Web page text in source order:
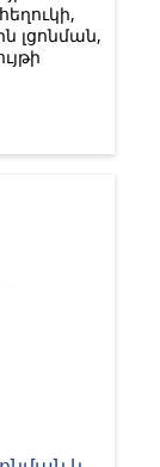
լցոնման,